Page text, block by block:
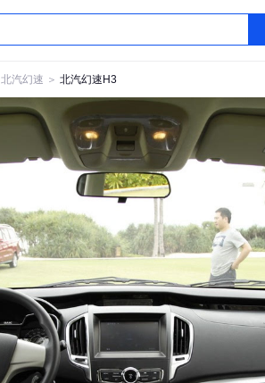
北汽幻速 ＞ 北汽幻速H3